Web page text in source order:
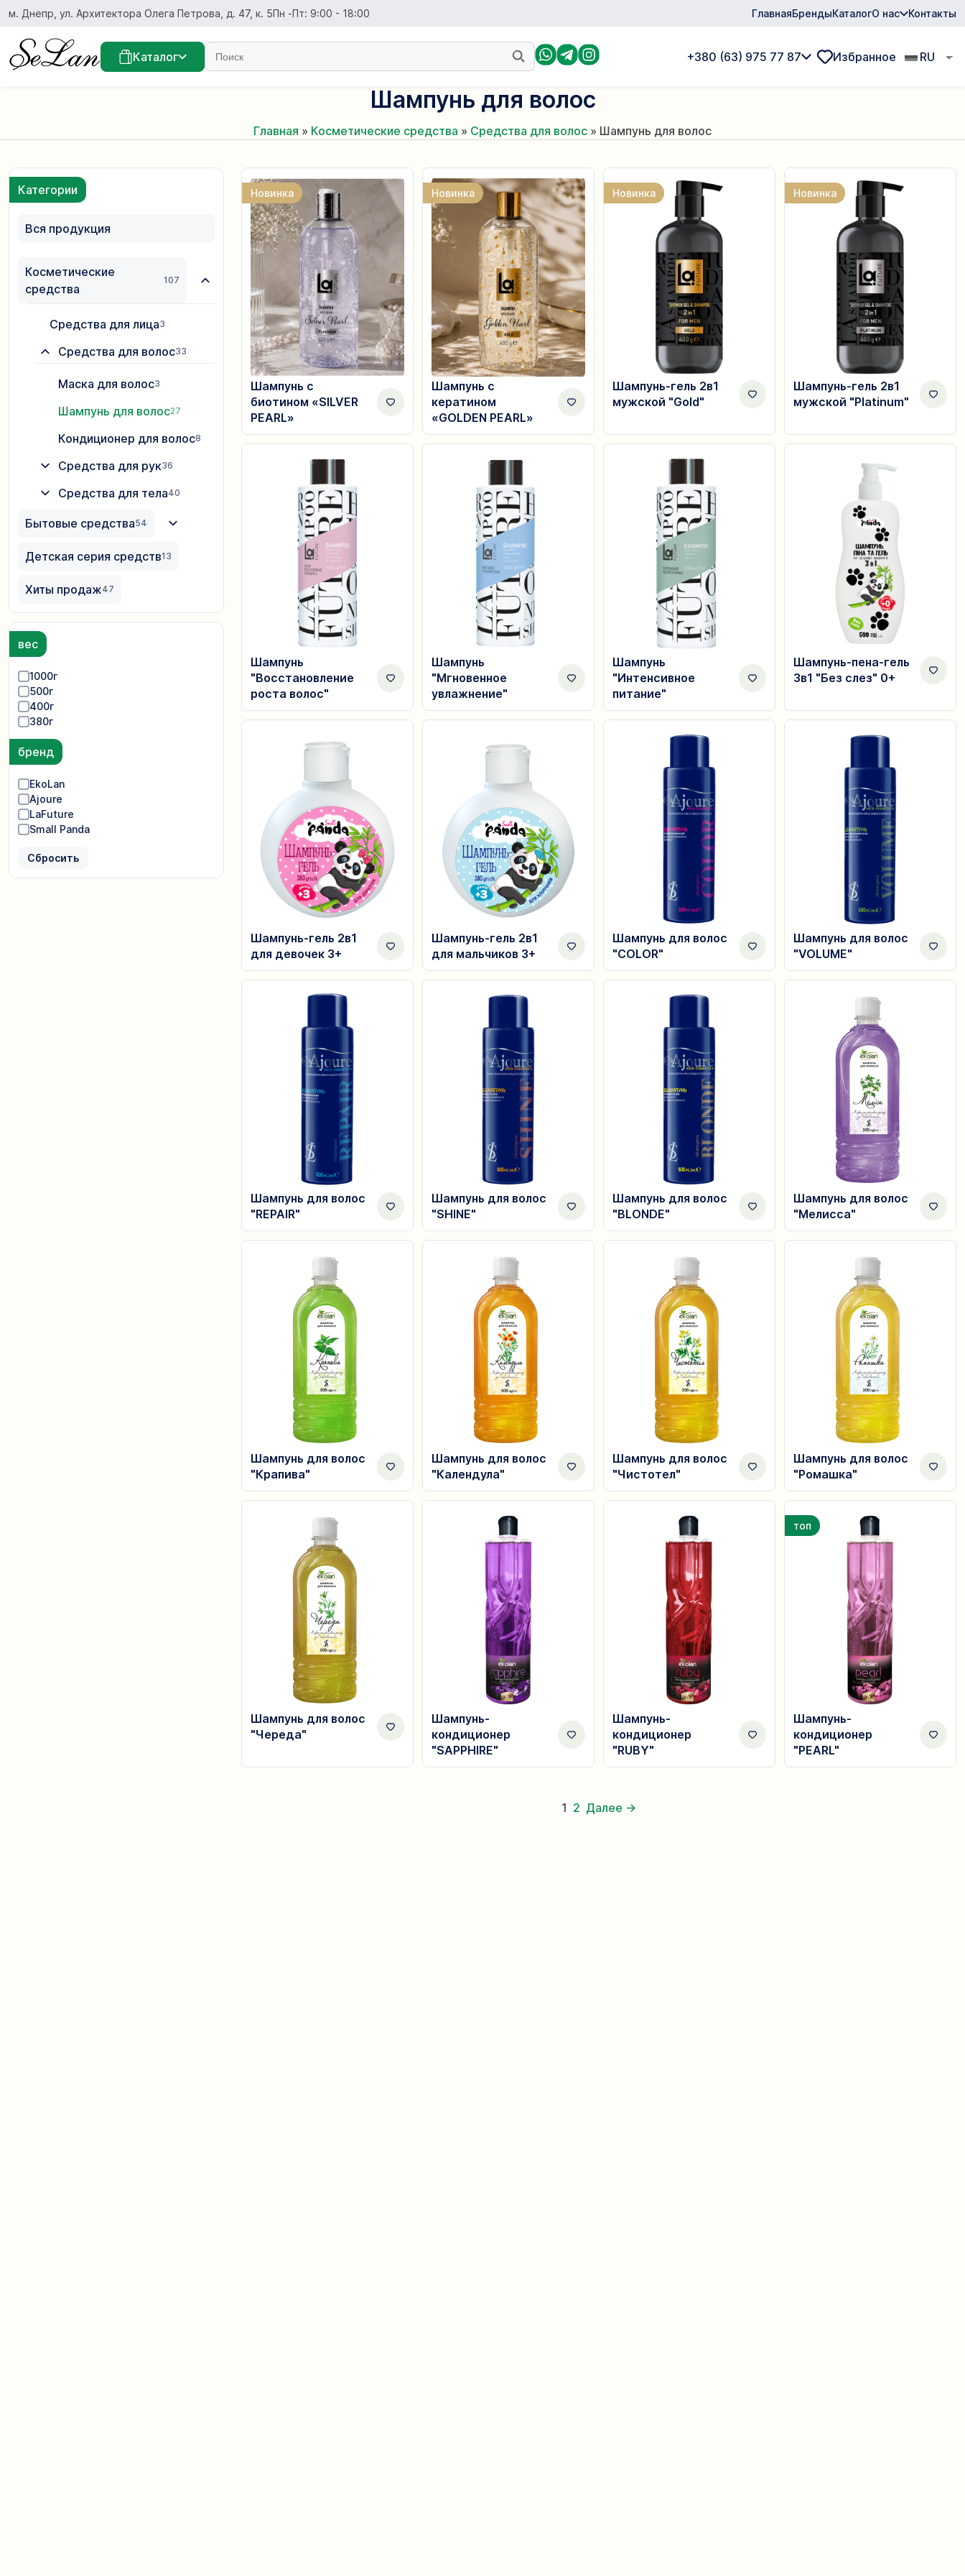
Перейти
содержанию
м. Днепр, ул. Архитектора Олега Петрова, д. 47, к. 5Пн -Пт: 9:00 - 18:00 ГлавнаяБрендыКаталогО нас Контакты
Каталог Найдите... +380 (63) 975 77 87 Избранное RU
Шампунь для волос
Главная » Косметические средства » Средства для волос » Шампунь для волос
Категории
Вся продукция
Косметические
средства
107
Средства для лица3
Средства для волос33
Маска для волос3
Шампунь для волос27
Кондиционер для волос8
Средства для рук36
Средства для тела40
Бытовые средства54
Детская серия средств13
Хиты продаж47
вес
1000г
500г
400г
380г
бренд
EkoLan
Ajoure
LaFuture
Small Panda
Сбросить
Новинка
Шампунь с
биотином «SILVER
PEARL»
Новинка
Шампунь с
кератином
«GOLDEN PEARL»
Новинка
Шампунь-гель 2в1
мужской "Gold"
Новинка
Шампунь-гель 2в1
мужской "Platinum"
Шампунь
"Восстановление
роста волос"
Шампунь
"Мгновенное
увлажнение"
Шампунь
"Интенсивное
питание"
Шампунь-пена-гель
3в1 "Без слез" 0+
Шампунь-гель 2в1
для девочек 3+
Шампунь-гель 2в1
для мальчиков 3+
Шампунь для волос
"COLOR"
Шампунь для волос
"VOLUME"
Шампунь для волос
"REPAIR"
Шампунь для волос
"SHINE"
Шампунь для волос
"BLONDE"
Шампунь для волос
"Мелисса"
Шампунь для волос
"Крапива"
Шампунь для волос
"Календула"
Шампунь для волос
"Чистотел"
Шампунь для волос
"Ромашка"
Шампунь для волос
"Череда"
Шампунь-
кондиционер
"SAPPHIRE"
Шампунь-
кондиционер
"RUBY"
топ
Шампунь-
кондиционер
"PEARL"
1 2 Далее →